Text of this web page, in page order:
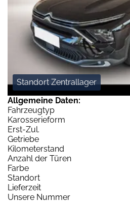
Standort Zentrallager
Allgemeine Daten:
Fahrzeugtyp
Karosserieform
Erst-Zul.
Getriebe
Kilometerstand
Anzahl der Türen
Farbe
Standort
Lieferzeit
Unsere Nummer